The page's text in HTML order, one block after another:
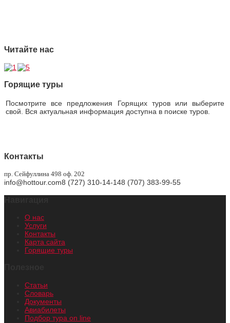
Читайте нас
Горящие туры
Посмотрите все предложения Горящих туров или выберите
свой. Вся актуальная информация доступна в поиске туров.
Контакты
пр. Сейфуллина 498 оф. 202
info@hottour.com8 (727) 310-14-148 (707) 383-99-55
О нас
Услуги
Контакты
Карта сайта
Горящие туры
Статьи
Словарь
Документы
Авиабилеты
Подбор тура on line